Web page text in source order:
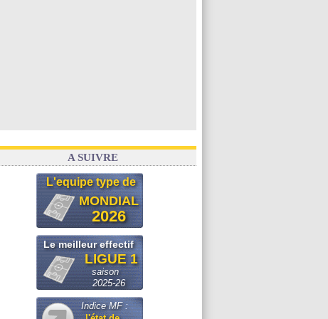
A SUIVRE
L'equipe type de
MONDIAL
2026
Le meilleur effectif
LIGUE 1
saison
2025-26
Indice MF :